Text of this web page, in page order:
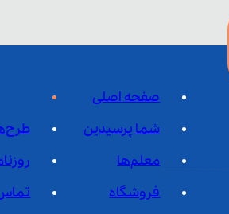
صفحه اصلی
شما پرسیدین
معلم‌ها
فروشگاه
تماس